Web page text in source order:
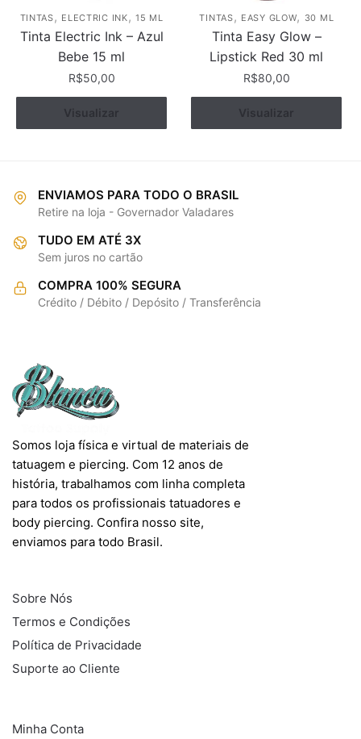
TINTAS , ELECTRIC INK ,15 ML
Tinta Electric Ink – Azul
Bebe 15 ml
R$50,00
Comprar
Visualizar
TINTAS , EASY GLOW, 30 ML
Tinta Easy Glow –
Lipstick Red 30 ml
R$80,00
Comprar
Visualizar
ENVIAMOS PARA TODO O BRASIL
Retire na loja - Governador Valadares
TUDO EM ATÉ 3X
Sem juros no cartão
COMPRA 100% SEGURA
Crédito / Débito / Depósito / Transferência
Somos loja física e virtual de materiais de
tatuagem e piercing. Com 12 anos de
história, trabalhamos com linha completa
para todos os profissionais tatuadores e
body piercing. Confira nosso site,
enviamos para todo Brasil.
Sobre Nós
Termos e Condições
Política de Privacidade
Suporte ao Cliente
Minha Conta